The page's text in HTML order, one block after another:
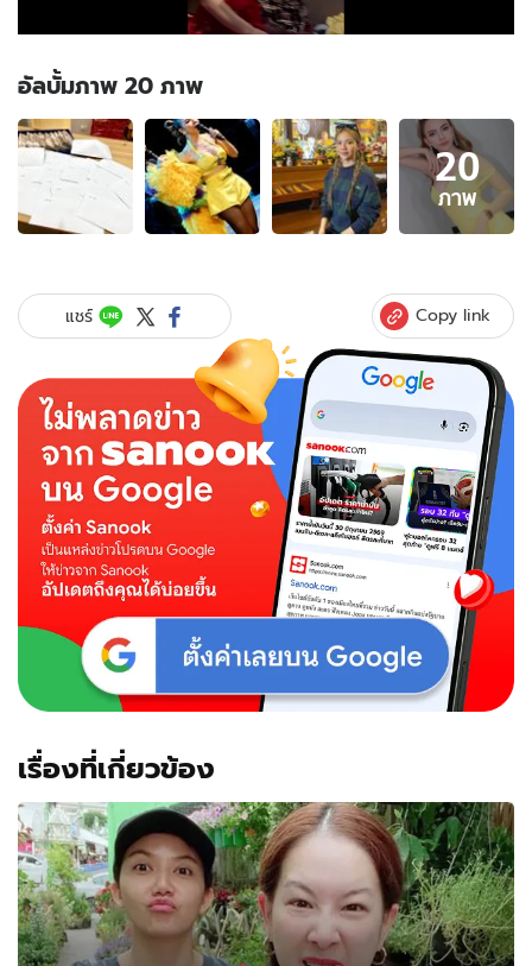
อัลบั้มภาพ 20 ภาพ
อัลบั้ม
ภาพ
20
ภาพ
ของ
"จ๊ะ
นง
แจก
โบนัส
งาน
เป็น
กำลัง
เงิน
เป็น
เลย
เดียว
20
ภาพ
แชร์ Copy link
เรื่องที่เกี่ยวข้อง